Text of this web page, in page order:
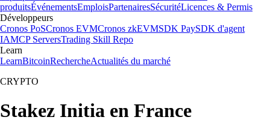
produitsÉvénementsEmploisPartenairesSécuritéLicences & Permis
Développeurs
Cronos PoSCronos EVMCronos zkEVMSDK PaySDK d'agent
IAMCP ServersTrading Skill Repo
Learn
LearnBitcoinRechercheActualités du marché
CRYPTO
Stakez Initia en France